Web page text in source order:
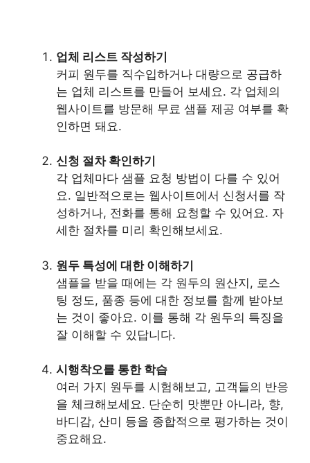
업체 리스트 작성하기
커피 원두를 직수입하거나 대량으로 공급하
는 업체 리스트를 만들어 보세요. 각 업체의
웹사이트를 방문해 무료 샘플 제공 여부를 확
인하면 돼요.
신청 절차 확인하기
각 업체마다 샘플 요청 방법이 다를 수 있어
요. 일반적으로는 웹사이트에서 신청서를 작
성하거나, 전화를 통해 요청할 수 있어요. 자
세한 절차를 미리 확인해보세요.
원두 특성에 대한 이해하기
샘플을 받을 때에는 각 원두의 원산지, 로스
팅 정도, 품종 등에 대한 정보를 함께 받아보
는 것이 좋아요. 이를 통해 각 원두의 특징을
잘 이해할 수 있답니다.
시행착오를 통한 학습
여러 가지 원두를 시험해보고, 고객들의 반응
을 체크해보세요. 단순히 맛뿐만 아니라, 향,
바디감, 산미 등을 종합적으로 평가하는 것이
중요해요.